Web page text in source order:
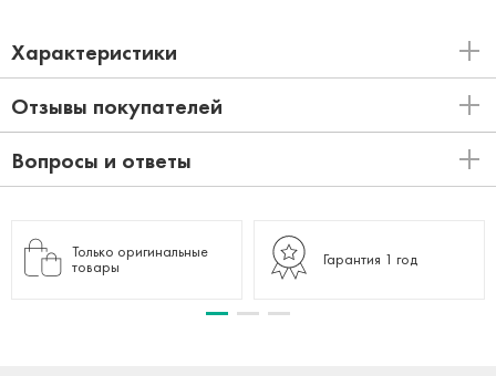
Характеристики
Отзывы покупателей
Вопросы и ответы
Только оригинальные
товары
Гарантия 1 год